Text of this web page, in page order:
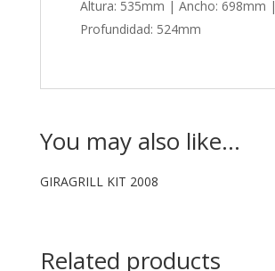
Altura: 535mm | Ancho: 698mm |
Profundidad: 524mm
You may also like…
GIRAGRILL KIT 2008
Related products